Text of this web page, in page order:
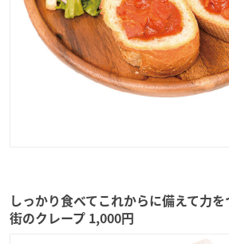
しっかり食べてこれからに備えて力
街のクレープ 1,000円